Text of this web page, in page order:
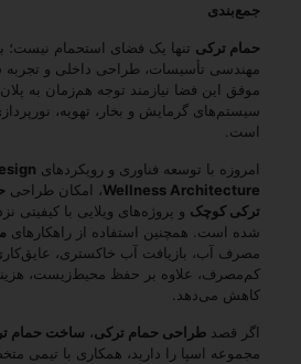
جمع‌بندی
حمام ترکی تنها یک فضای استحمام نیست؛
مهندسی تأسیسات، طراحی داخلی و
موفق این فضا نیازمند توجه هم‌زمان به
سیستم‌های گرمایش و بخار، تهویه،
است.
امروزه با توسعه فناوری و رویکردهای
Wellness Architecture، امکان طراحی
ترکی کوچک و پروژه‌های ویلایی با کیفیتی
شده است. همچنین استفاده از راهکارهای
مصرف آب، بازیافت آب خاکستری،
کم‌مصرف، علاوه بر حفظ محیط‌زیست،
کاهش می‌دهد.
اگر قصد طراحی حمام ترکی، ساخت حمام
مجموعه اسپا را دارید، همکاری با تیمی